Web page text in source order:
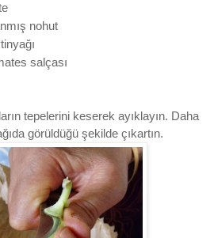
nohut
salçası
tepelerini keserek ayıklayın. Daha
görüldüğü şekilde çıkartın.